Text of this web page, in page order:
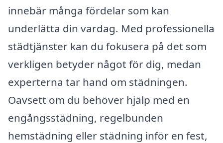
innebär många fördelar som kan
underlätta din vardag. Med professionella
städtjänster kan du fokusera på det som
verkligen betyder något för dig, medan
experterna tar hand om städningen.
Oavsett om du behöver hjälp med en
engångsstädning, regelbunden
hemstädning eller städning inför en fest,